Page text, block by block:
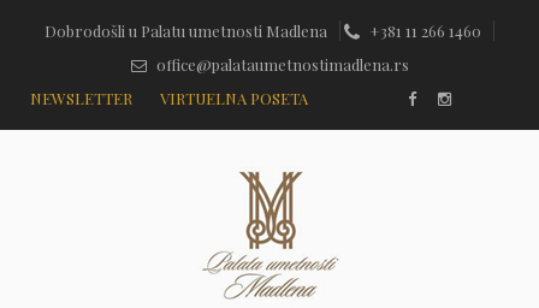
Dobrodošli u Palatu umetnosti Madlena
+381 11 266 1460
office@palataumetnostimadlena.rs
NEWSLETTER
VIRTUELNA POSETA